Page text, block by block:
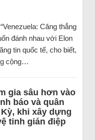
Căng thẳng
đánh nhau với Elon
tin quốc tế, cho biết,
cộng…
gia sâu hơn vào
báo và quân
khi xây dựng
tinh gián điệp